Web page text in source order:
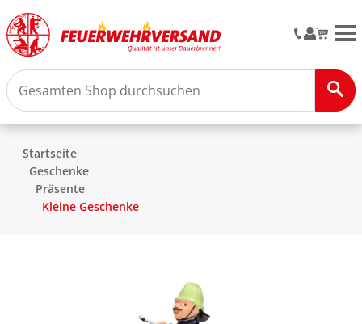
Startseite
Geschenke
Präsente
Kleine Geschenke